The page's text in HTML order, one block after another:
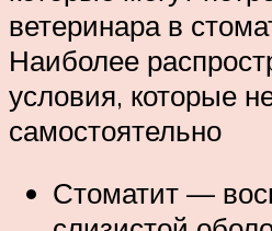
ветеринара в
Наиболее
условия, которые
самостоятельно
Стоматит —